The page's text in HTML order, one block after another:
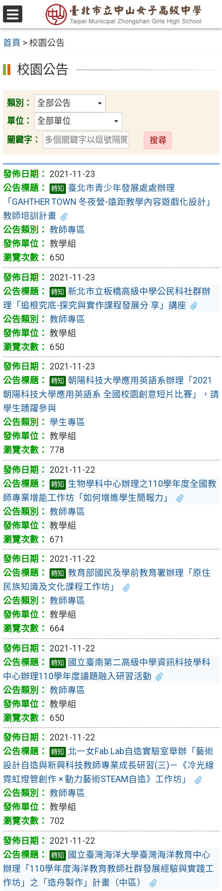
跳
至
要
內
容
區
選
單
首頁 > 校園公告
校園公告
類別：
單位：
關鍵字：
送
出
2021-11-23
轉知
臺北市青少年發展處處辦理
「GAHTHER TOWN 冬夜營-遠距教學內容遊戲化設計」
教師培訓計畫
教師專區
教學組
650
2021-11-23
轉知
新北市立板橋高級中學公民科社群辦
理「追根究底-探究與實作課程發展分 享」講座
教師專區
教學組
650
2021-11-23
轉知
朝陽科技大學應用英語系辦理「2021
朝陽科技大學應用英語系 全國校園創意短片比賽」，請
學生踴躍參與
學生專區
教學組
778
2021-11-22
轉知
生物學科中心辦理之110學年度全國教
師專業增能工作坊「如何增進學生簡報力」
教師專區
教學組
671
2021-11-22
轉知
教育部國民及學前教育署辦理「原住
民族知識及文化課程工作坊」
教師專區
教學組
664
2021-11-22
轉知
國立臺南第二高級中學資訊科技學科
中心辦理110學年度議題融入研習活動
教師專區
教學組
650
2021-11-22
轉知
北一女Fab Lab自造實驗室舉辦「藝術
設計自造與新興科技教師專業成長研習(三)－《冷光線
霓虹燈管創作 × 動力藝術STEAM自造》工作坊」
教師專區
教學組
702
2021-11-22
轉知
國立臺灣海洋大學臺灣海洋教育中心
辦理「110學年度海洋教育教師社群發展經驗與實踐工
作坊」之「造舟製作」計畫（中區）